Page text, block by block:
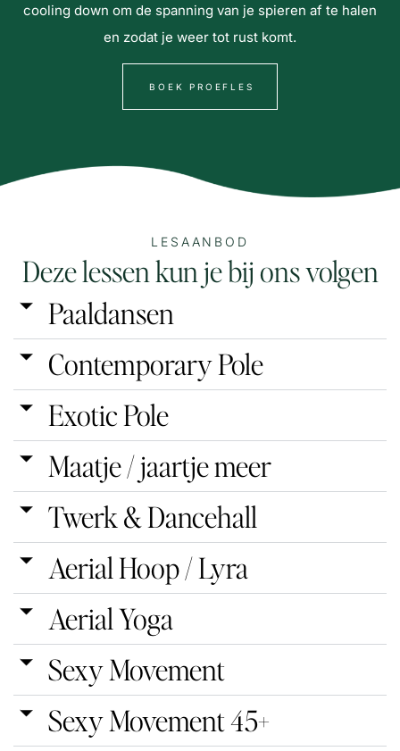
cooling down om de spanning van je spieren af te halen
en zodat je weer tot rust komt.
BOEK PROEFLES
LESAANBOD
Deze lessen kun je bij ons volgen
Paaldansen
Contemporary Pole
Exotic Pole
Maatje / jaartje meer
Twerk & Dancehall
Aerial Hoop / Lyra
Aerial Yoga
Sexy Movement
Sexy Movement 45+